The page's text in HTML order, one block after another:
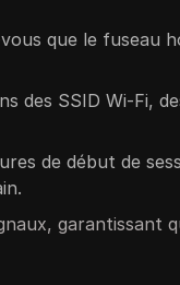
que le fuseau
des SSID Wi-Fi,
de début de
garantissant